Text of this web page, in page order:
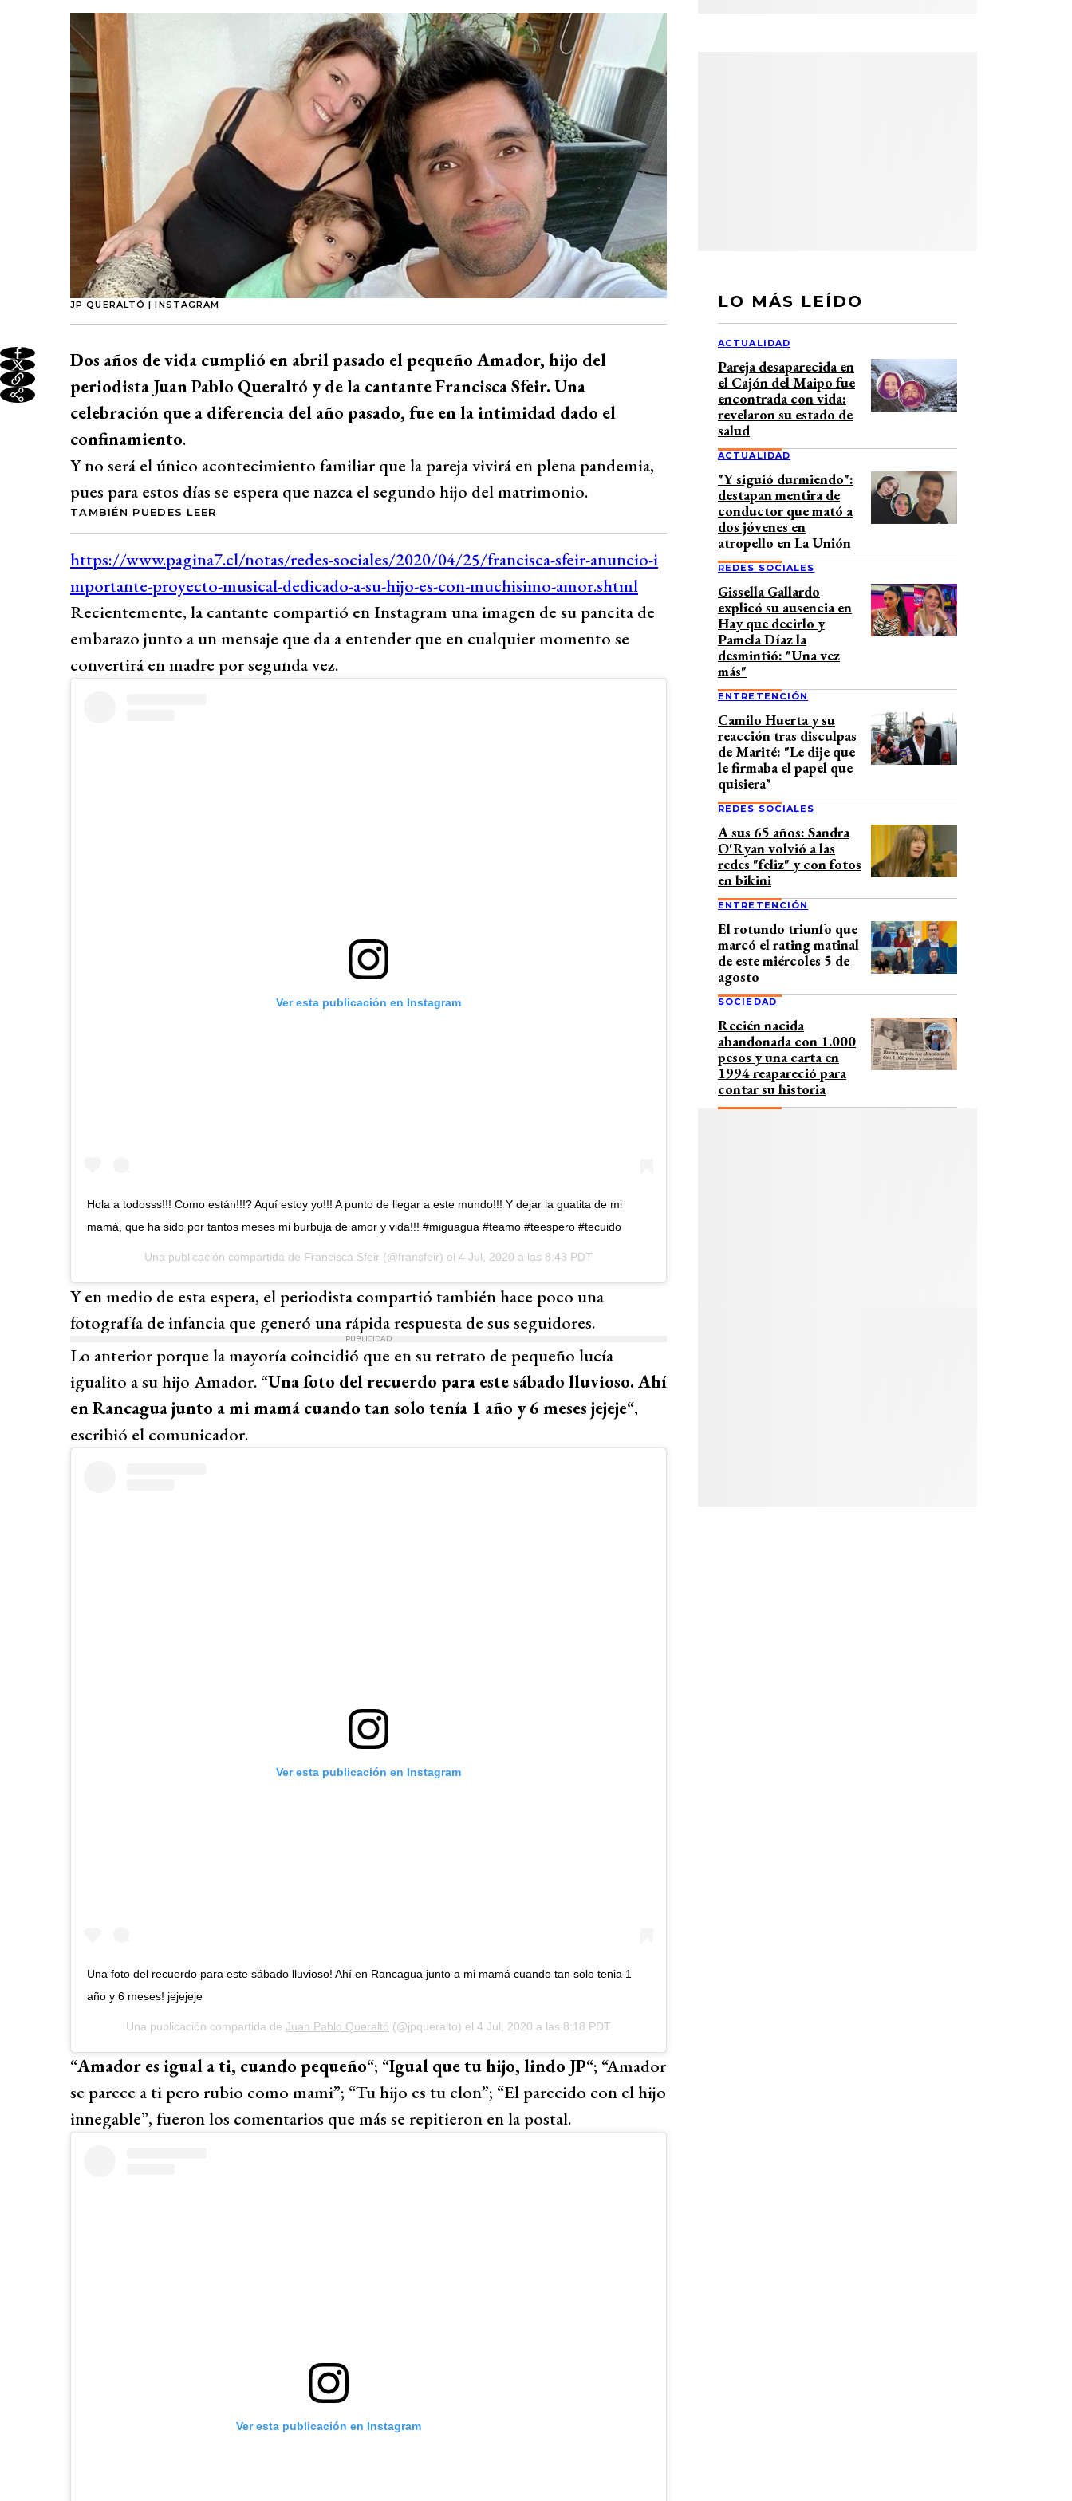
JP QUERALTÓ | INSTAGRAM
Dos años de vida cumplió en abril pasado el pequeño Amador, hijo del
periodista Juan Pablo Queraltó y de la cantante Francisca Sfeir. Una
celebración que a diferencia del año pasado, fue en la intimidad dado el
confinamiento.
Y no será el único acontecimiento familiar que la pareja vivirá en plena pandemia,
pues para estos días se espera que nazca el segundo hijo del matrimonio.
TAMBIÉN PUEDES LEER
Recientemente, la cantante compartió en Instagram una imagen de su pancita de
embarazo junto a un mensaje que da a entender que en cualquier momento se
convertirá en madre por segunda vez.
Ver esta publicación en Instagram
Hola a todosss!!! Como están!!!? Aquí estoy yo!!! A punto de llegar a este mundo!!! Y dejar la guatita de mi
mamá, que ha sido por tantos meses mi burbuja de amor y vida!!! #miguagua #teamo #teespero #tecuido
Una publicación compartida de Francisca Sfeir (@fransfeir) el 4 Jul, 2020 a las 8:43 PDT
Y en medio de esta espera, el periodista compartió también hace poco una
fotografía de infancia que generó una rápida respuesta de sus seguidores.
PUBLICIDAD
Lo anterior porque la mayoría coincidió que en su retrato de pequeño lucía
igualito a su hijo Amador. “Una foto del recuerdo para este sábado lluvioso. Ahí
en Rancagua junto a mi mamá cuando tan solo tenía 1 año y 6 meses jejeje“,
escribió el comunicador.
Ver esta publicación en Instagram
Una foto del recuerdo para este sábado lluvioso! Ahí en Rancagua junto a mi mamá cuando tan solo tenia 1
año y 6 meses! jejejeje
Una publicación compartida de Juan Pablo Queraltó (@jpqueralto) el 4 Jul, 2020 a las 8:18 PDT
“Amador es igual a ti, cuando pequeño“; “Igual que tu hijo, lindo JP“; “Amador
se parece a ti pero rubio como mami”; “Tu hijo es tu clon”; “El parecido con el hijo
innegable”, fueron los comentarios que más se repitieron en la postal.
Ver esta publicación en Instagram
LO MÁS LEÍDO
ACTUALIDAD
Pareja desaparecida en
el Cajón del Maipo fue
encontrada con vida:
revelaron su estado de
salud
ACTUALIDAD
"Y siguió durmiendo":
destapan mentira de
conductor que mató a
dos jóvenes en
atropello en La Unión
REDES SOCIALES
Gissella Gallardo
explicó su ausencia en
Hay que decirlo y
Pamela Díaz la
desmintió: "Una vez
más"
ENTRETENCIÓN
Camilo Huerta y su
reacción tras disculpas
de Marité: "Le dije que
le firmaba el papel que
quisiera"
REDES SOCIALES
A sus 65 años: Sandra
O'Ryan volvió a las
redes "feliz" y con fotos
en bikini
ENTRETENCIÓN
El rotundo triunfo que
marcó el rating matinal
de este miércoles 5 de
agosto
SOCIEDAD
Recién nacida
abandonada con 1.000
pesos y una carta en
1994 reapareció para
contar su historia